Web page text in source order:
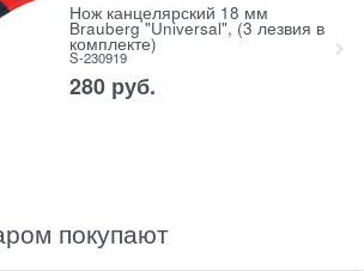
Нож канцелярский 18 мм
Brauberg "Universal", (3 лезвия в
комплекте)
S-230919
280 руб.
покупают